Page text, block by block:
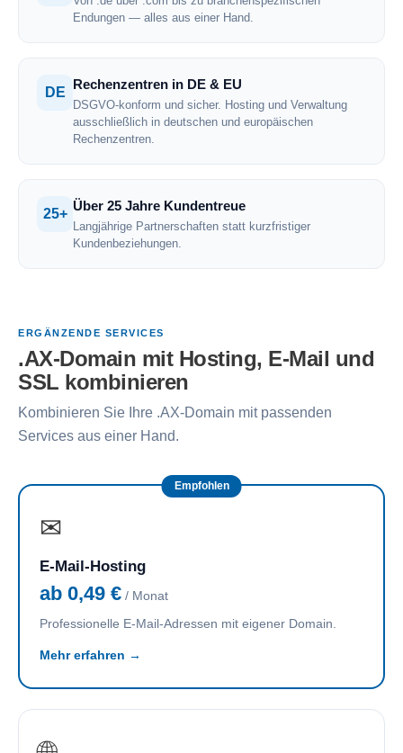
Endungen — alles aus einer Hand.
DE
Rechenzentren in DE & EU
DSGVO-konform und sicher. Hosting und Verwaltung
ausschließlich in deutschen und europäischen
Rechenzentren.
25+
Über 25 Jahre Kundentreue
Langjährige Partnerschaften statt kurzfristiger
Kundenbeziehungen.
ERGÄNZENDE SERVICES
.AX-Domain mit Hosting, E-Mail und
SSL kombinieren
Kombinieren Sie Ihre .AX-Domain mit passenden
Services aus einer Hand.
Empfohlen
✉
E-Mail-Hosting
ab 0,49 € / Monat
Professionelle E-Mail-Adressen mit eigener Domain.
Mehr erfahren →